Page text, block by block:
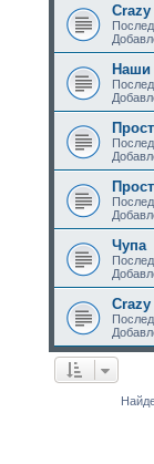
Crazy
Наши
Чупа
Crazy